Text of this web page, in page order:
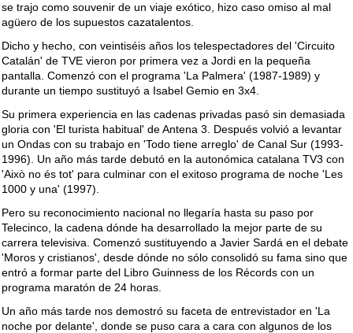
se trajo como souvenir de un viaje exótico, hizo caso omiso al mal
agüero de los supuestos cazatalentos.
Dicho y hecho, con veintiséis años los telespectadores del 'Circuito
Catalán' de TVE vieron por primera vez a Jordi en la pequeña
pantalla. Comenzó con el programa 'La Palmera' (1987-1989) y
durante un tiempo sustituyó a Isabel Gemio en 3x4.
Su primera experiencia en las cadenas privadas pasó sin demasiada
gloria con 'El turista habitual' de Antena 3. Después volvió a levantar
un Ondas con su trabajo en 'Todo tiene arreglo' de Canal Sur (1993-
1996). Un año más tarde debutó en la autonómica catalana TV3 con
'Això no és tot' para culminar con el exitoso programa de noche 'Les
1000 y una' (1997).
Pero su reconocimiento nacional no llegaría hasta su paso por
Telecinco, la cadena dónde ha desarrollado la mejor parte de su
carrera televisiva. Comenzó sustituyendo a Javier Sardá en el debate
'Moros y cristianos', desde dónde no sólo consolidó su fama sino que
entró a formar parte del Libro Guinness de los Récords con un
programa maratón de 24 horas.
Un año más tarde nos demostró su faceta de entrevistador en 'La
noche por delante', donde se puso cara a cara con algunos de los